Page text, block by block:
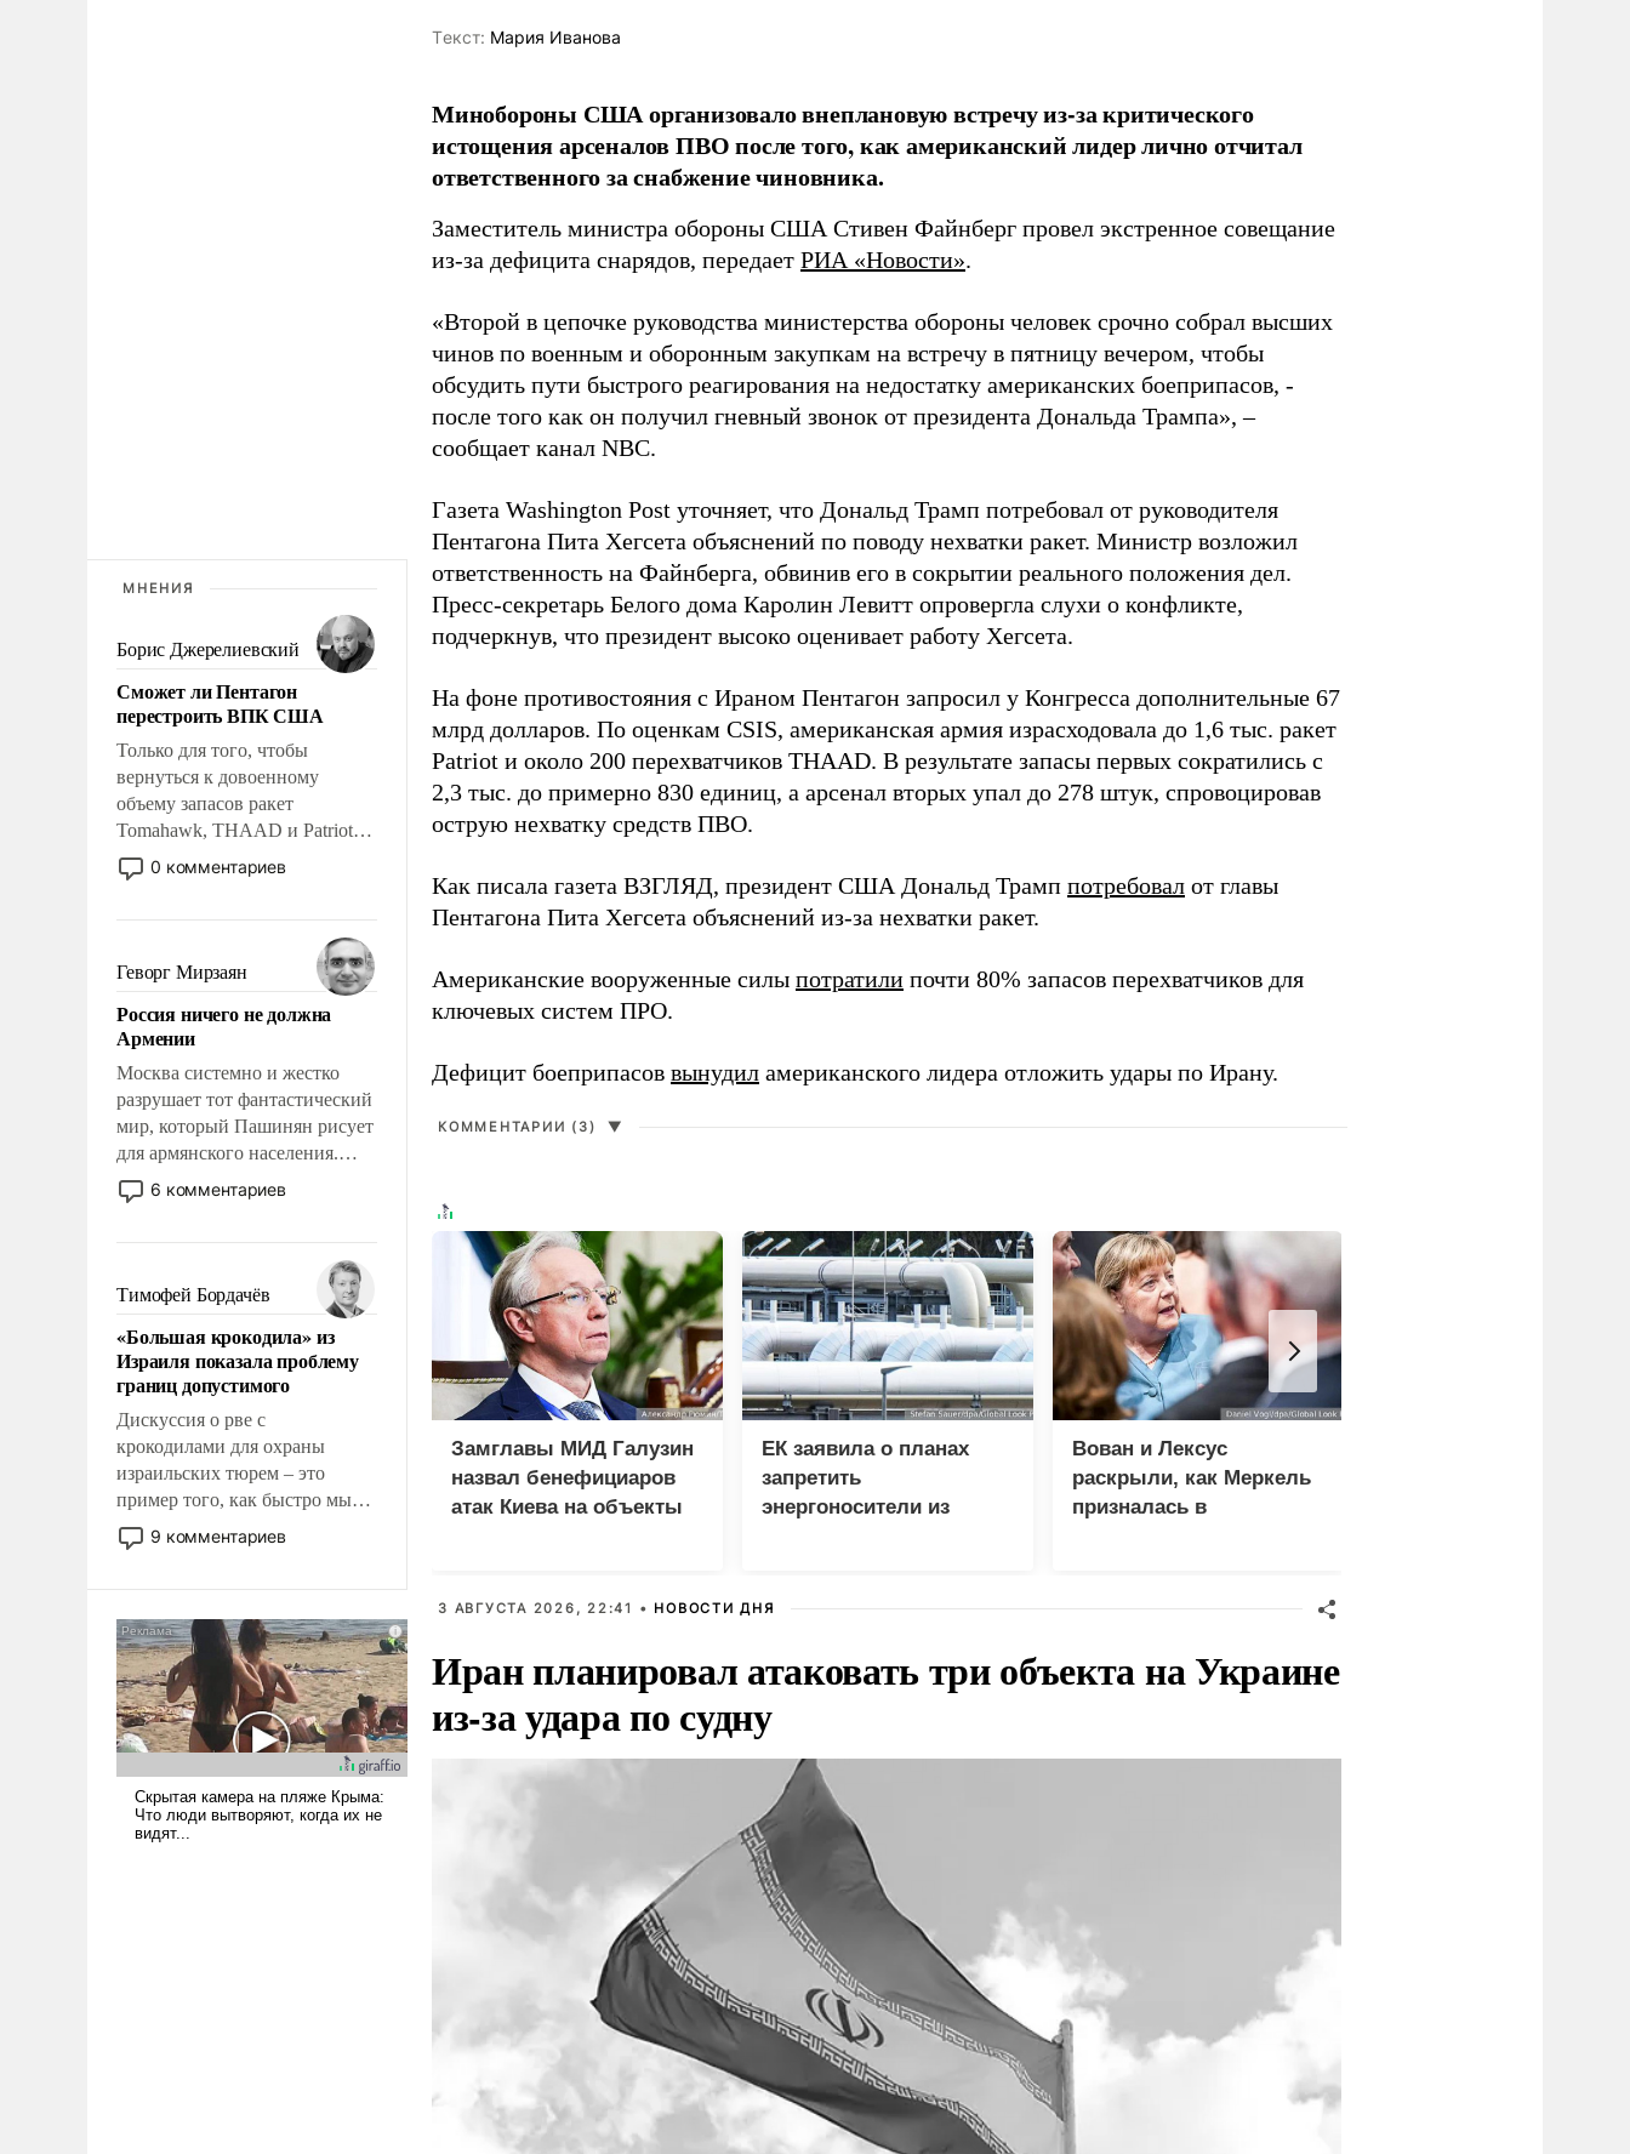
МНЕНИЯ
Борис Джерелиевский
Сможет ли Пентагон
перестроить ВПК США
Только для того, чтобы
вернуться к довоенному
объему запасов ракет
Tomahawk, THAAD и Patriot
США потребуется более трех
лет. Даже небольшая война с
Сложившаяся ситуация
означает многолетний период
уязвимости США, например,
перед Китаем.
0 комментариев
Геворг Мирзаян
Россия ничего не должна
Армении
Москва системно и жестко
разрушает тот фантастический
мир, который Пашинян рисует
для армянского населения.
Мир, где этому населению все
должны просто по
политические прожекты будут
беспрекословно оплачиваться
за счет российских
налогоплательщиков и где за
свои поступки не нужно
отвечать.
6 комментариев
Тимофей Бордачёв
«Большая крокодила» из
Израиля показала проблему
границ допустимого
Дискуссия о рве с
крокодилами для охраны
израильских тюрем – это
пример того, как быстро мы
двигаемся по пути
революционных изменений.
псевдонаучной фантастики,
стало всерьез обсуждаемой
идеей.
9 комментариев
Tекст: Мария Иванова
Минобороны США организовало внеплановую встречу из-за критического
истощения арсеналов ПВО после того, как американский лидер лично отчитал
ответственного за снабжение чиновника.
Заместитель министра обороны США Стивен Файнберг провел экстренное совещание
из-за дефицита снарядов, передает РИА «Новости».
«Второй в цепочке руководства министерства обороны человек срочно собрал высших
чинов по военным и оборонным закупкам на встречу в пятницу вечером, чтобы
обсудить пути быстрого реагирования на недостатку американских боеприпасов, -
после того как он получил гневный звонок от президента Дональда Трампа», –
сообщает канал NBC.
Газета Washington Post уточняет, что Дональд Трамп потребовал от руководителя
Пентагона Пита Хегсета объяснений по поводу нехватки ракет. Министр возложил
ответственность на Файнберга, обвинив его в сокрытии реального положения дел.
Пресс-секретарь Белого дома Каролин Левитт опровергла слухи о конфликте,
подчеркнув, что президент высоко оценивает работу Хегсета.
На фоне противостояния с Ираном Пентагон запросил у Конгресса дополнительные 67
млрд долларов. По оценкам CSIS, американская армия израсходовала до 1,6 тыс. ракет
Patriot и около 200 перехватчиков THAAD. В результате запасы первых сократились с
2,3 тыс. до примерно 830 единиц, а арсенал вторых упал до 278 штук, спровоцировав
острую нехватку средств ПВО.
Как писала газета ВЗГЛЯД, президент США Дональд Трамп потребовал от главы
Пентагона Пита Хегсета объяснений из-за нехватки ракет.
Американские вооруженные силы потратили почти 80% запасов перехватчиков для
ключевых систем ПРО.
Дефицит боеприпасов вынудил американского лидера отложить удары по Ирану.
КОММЕНТАРИИ (3) ▼
Замглавы МИД Галузин
назвал бенефициаров
атак Киева на объекты
ЕК заявила о планах
запретить
энергоносители из
Вован и Лексус
раскрыли, как Меркель
призналась в
3 АВГУСТА 2026, 22:41 • НОВОСТИ ДНЯ
Иран планировал атаковать три объекта на Украине
из-за удара по судну